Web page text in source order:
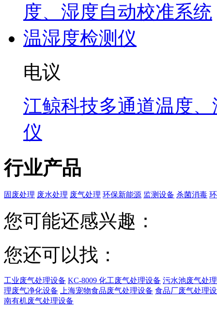
电议
江鲸科技多通道温度
仪
行业产品
固废处理 废水处理 废气处理 环保新能源 监测设备 杀菌消毒
您可能还感兴趣：
您还可以找：
工业废气处理设备 KC-8009 化工废气处理设备 污水池废气处
理废气净化设备
上海宠物食品废气处理设备 食品厂废气处理
南有机废气处理设备